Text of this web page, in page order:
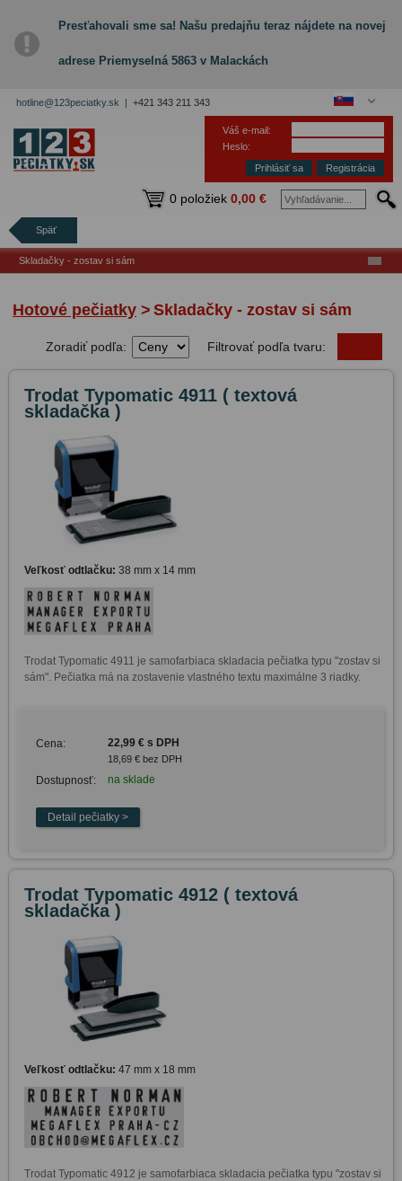
Presťahovali sme sa! Našu predajňu teraz nájdete na novej
adrese Priemyselná 5863 v Malackách
hotline@123peciatky.sk | +421 343 211 343
Váš e-mail:
Heslo:
Registrácia
0 položiek 0,00 €
Späť
Skladačky - zostav si sám
Hotové pečiatky> Skladačky - zostav si sám
Filtrovať podľa tvaru:
Zoradiť podľa:
Trodat Typomatic 4911 ( textová
skladačka )
Veľkosť odtlačku: 38 mm x 14 mm
Trodat Typomatic 4911 je samofarbiaca skladacia pečiatka typu "zostav si
sám". Pečiatka má na zostavenie vlastného textu maximálne 3 riadky.
Cena: 22,99 € s DPH
18,69 € bez DPH
Dostupnosť: na sklade
Trodat Typomatic 4912 ( textová
skladačka )
Veľkosť odtlačku: 47 mm x 18 mm
Trodat Typomatic 4912 je samofarbiaca skladacia pečiatka typu "zostav si